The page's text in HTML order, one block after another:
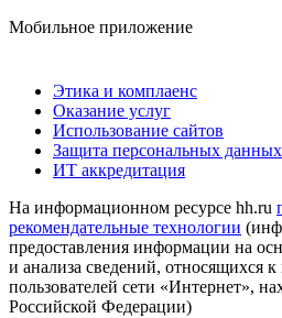
Мобильное приложение
Этика и комплаенс
Оказание услуг
Использование сайтов
Защита персональных данных
ИТ аккредитация
На информационном ресурсе hh.ru
рекомендательные технологии
предоставления информации на
и анализа сведений, относящихся
пользователей сети «Интернет»,
Российской Федерации)